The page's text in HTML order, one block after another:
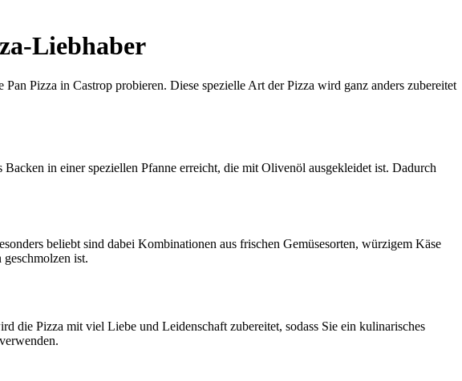
Liebhaber
Pizza in Castrop probieren. Diese spezielle Art der Pizza wird ganz anders zubereitet
in einer speziellen Pfanne erreicht, die mit Olivenöl ausgekleidet ist. Dadurch
beliebt sind dabei Kombinationen aus frischen Gemüsesorten, würzigem Käse
ist.
die Pizza mit viel Liebe und Leidenschaft zubereitet, sodass Sie ein kulinarisches